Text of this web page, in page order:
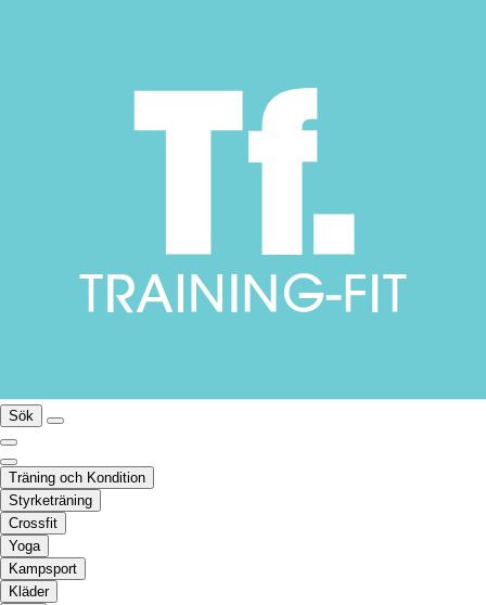
Sök
Träning och Kondition
Styrketräning
Crossfit
Yoga
Kampsport
Kläder